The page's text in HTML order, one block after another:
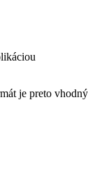
je preto